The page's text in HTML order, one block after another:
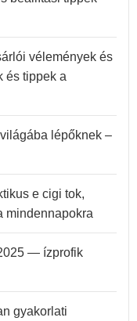
vélemények és
és tippek a
lépőknek –
e cigi tok,
mindennapokra
— ízprofik
gyakorlati